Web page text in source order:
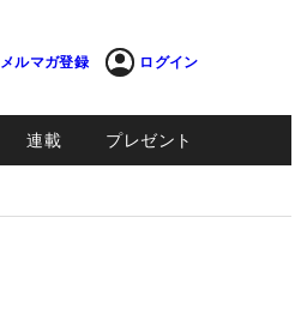
メルマガ登録 ログイン
連載 プレゼント